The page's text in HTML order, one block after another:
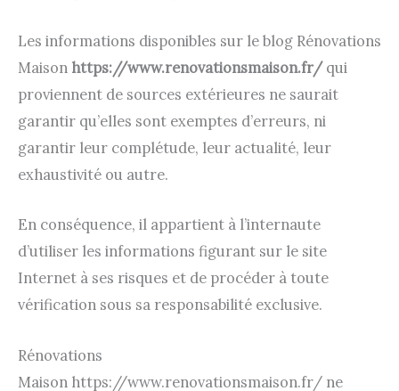
Les informations disponibles sur le blog Rénovations
Maison https://www.renovationsmaison.fr/qui
proviennent de sources extérieures ne saurait
garantir qu’elles sont exemptes d’erreurs, ni
garantir leur complétude, leur actualité, leur
exhaustivité ou autre.
En conséquence, il appartient à l’internaute
d’utiliser les informations figurant sur le site
Internet à ses risques et de procéder à toute
vérification sous sa responsabilité exclusive.
Rénovations
Maison https://www.renovationsmaison.fr/ ne